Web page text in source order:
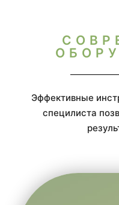
Эффективные
специлиста